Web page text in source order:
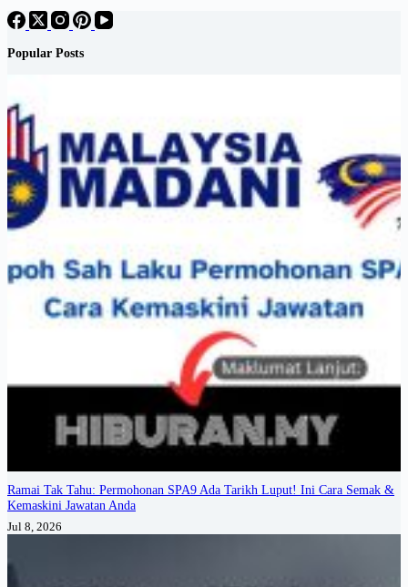
Popular Posts
Ramai Tak Tahu: Permohonan SPA9 Ada Tarikh Luput! Ini Cara Semak &
Kemaskini Jawatan Anda
Jul 8, 2026